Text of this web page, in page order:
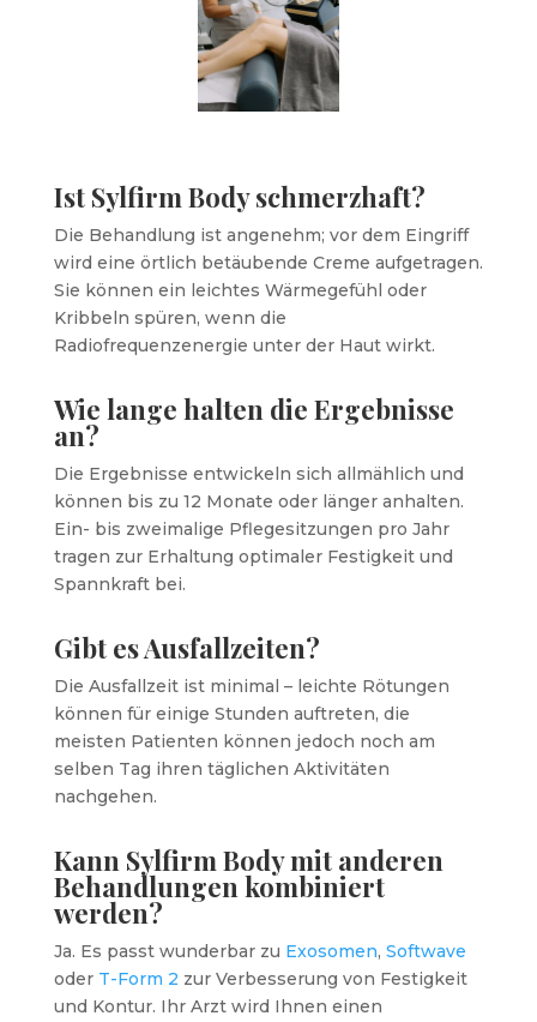
Ist Sylfirm Body schmerzhaft?
Die Behandlung ist angenehm; vor dem Eingriff
wird eine örtlich betäubende Creme aufgetragen.
Sie können ein leichtes Wärmegefühl oder
Kribbeln spüren, wenn die
Radiofrequenzenergie unter der Haut wirkt.
Wie lange halten die Ergebnisse
an?
Die Ergebnisse entwickeln sich allmählich und
können bis zu 12 Monate oder länger anhalten.
Ein- bis zweimalige Pflegesitzungen pro Jahr
tragen zur Erhaltung optimaler Festigkeit und
Spannkraft bei.
Gibt es Ausfallzeiten?
Die Ausfallzeit ist minimal – leichte Rötungen
können für einige Stunden auftreten, die
meisten Patienten können jedoch noch am
selben Tag ihren täglichen Aktivitäten
nachgehen.
Kann Sylfirm Body mit anderen
Behandlungen kombiniert
werden?
Ja. Es passt wunderbar zu Exosomen, Softwave
oder T-Form 2 zur Verbesserung von Festigkeit
und Kontur. Ihr Arzt wird Ihnen einen